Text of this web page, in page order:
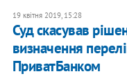
19 квітня 2019, 15:28
Суд скасував
визначення
ПриватБанком